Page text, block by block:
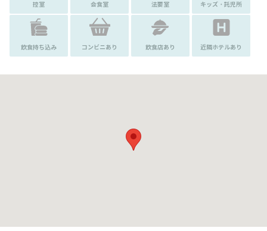
控室 会食室 法要室 キッズ・託児所
飲食持ち込み コンビニあり 飲食店あり 近隣ホテルあり